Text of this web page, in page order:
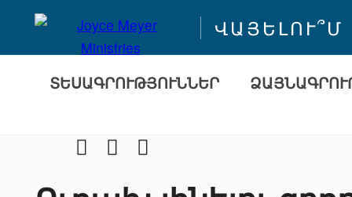
ՏԵՍԱԳՐՈՒԹՅՈՒՆՆԵՐ
FacebookYoutube